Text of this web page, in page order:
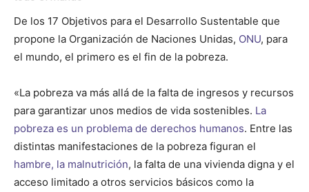
De los 17 Objetivos para el Desarrollo Sustentable que
propone la Organización de Naciones Unidas, ONU, para
el mundo, el primero es el fin de la pobreza.
«La pobreza va más allá de la falta de ingresos y recursos
para garantizar unos medios de vida sostenibles. La
pobreza es un problema de derechos humanos. Entre las
distintas manifestaciones de la pobreza figuran el
hambre, la malnutrición, la falta de una vivienda digna y el
acceso limitado a otros servicios básicos como la